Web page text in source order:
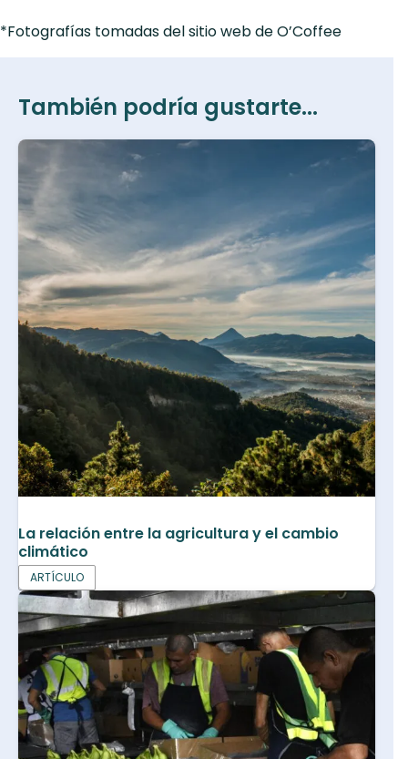
*Fotografías tomadas del sitio web de O’Coffee
También podría gustarte...
La relación entre la agricultura y el cambio
climático
ARTÍCULO